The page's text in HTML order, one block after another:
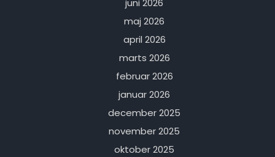
juni 2026
maj 2026
april 2026
marts 2026
februar 2026
januar 2026
december 2025
november 2025
oktober 2025